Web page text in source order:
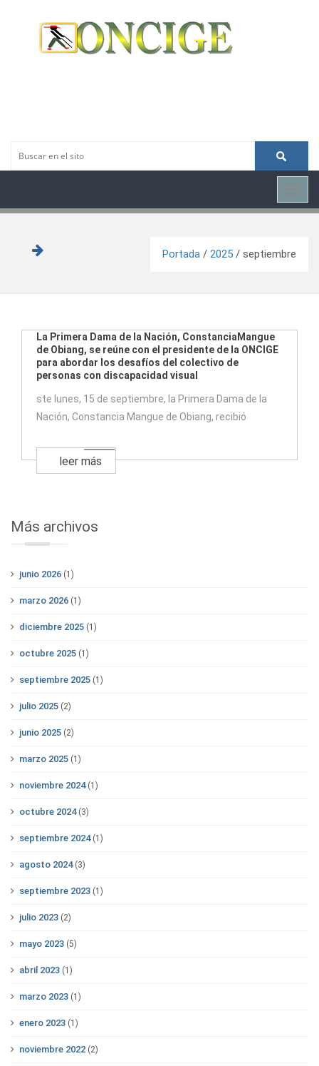
Portada / 2025 / septiembre
La Primera Dama de la Nación, ConstanciaMangue
de Obiang, se reúne con el presidente de la ONCIGE
para abordar los desafíos del colectivo de
personas con discapacidad visual
ste lunes, 15 de septiembre, la Primera Dama de la
Nación, Constancia Mangue de Obiang, recibió
leer más
Más archivos
junio 2026 (1)
marzo 2026 (1)
diciembre 2025 (1)
octubre 2025 (1)
septiembre 2025 (1)
julio 2025 (2)
junio 2025 (2)
marzo 2025 (1)
noviembre 2024(1)
octubre 2024(3)
septiembre 2024(1)
agosto 2024(3)
septiembre 2023 (1)
julio 2023 (2)
mayo 2023 (5)
abril 2023 (1)
marzo 2023 (1)
enero 2023 (1)
noviembre 2022 (2)